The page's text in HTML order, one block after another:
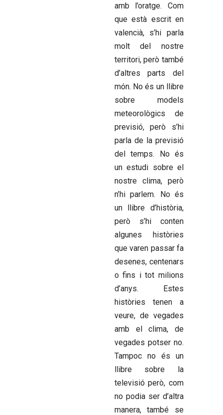
amb l’oratge. Com
que està escrit en
valencià, s’hi parla
molt del nostre
territori, però també
d’altres parts del
món. No és un llibre
sobre models
meteorològics de
previsió, però s’hi
parla de la previsió
del temps. No és
un estudi sobre el
nostre clima, però
n’hi parlem. No és
un llibre d’història,
però s’hi conten
algunes històries
que varen passar fa
desenes, centenars
o fins i tot milions
d’anys. Estes
històries tenen a
veure, de vegades
amb el clima, de
vegades potser no.
Tampoc no és un
llibre sobre la
televisió però, com
no podia ser d’altra
manera, també se